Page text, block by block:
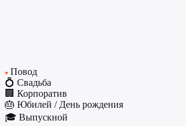
♥ Повод
💍 Свадьба
🏢 Корпоратив
🎂 Юбилей / День рождения
🎓 Выпускной